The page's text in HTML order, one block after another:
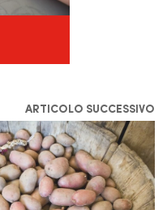
ARTICOLO SUCCESSIVO